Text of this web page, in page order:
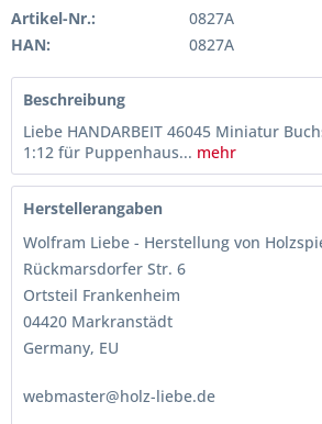
Artikel-Nr.:
0827A
HAN:
0827A
Beschreibung
Liebe HANDARBEIT 46045 Miniatur
1:12 für Puppenhaus... mehr
Herstellerangaben
Wolfram Liebe - Herstellung von
Rückmarsdorfer Str. 6
Ortsteil Frankenheim
04420 Markranstädt
Germany, EU
webmaster@holz-liebe.de